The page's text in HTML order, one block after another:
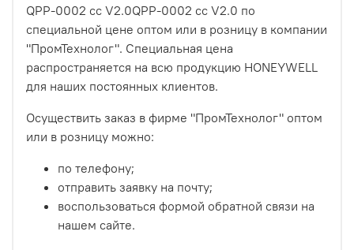
QPP-0002 cc V2.0QPP-0002 cc V2.0 по
специальной цене оптом или в розницу в компании
"ПромТехнолог". Специальная цена
распространяется на всю продукцию HONEYWELL
для наших постоянных клиентов.
Осуществить заказ в фирме "ПромТехнолог" оптом
или в розницу можно:
по телефону;
отправить заявку на почту;
воспользоваться формой обратной связи на
нашем сайте.